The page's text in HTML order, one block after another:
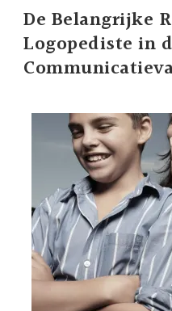
De Belangrijke
Logopediste in